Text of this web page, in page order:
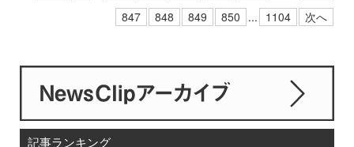
847
848 849 850 ... 1104 次へ
記事ランキング